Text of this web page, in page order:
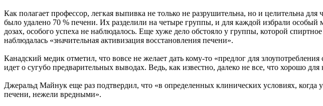
Как полагает профессор, легкая выпивка не только не разрушительна, но и целительна
было удалено 70 % печени. Их разделили на четыре группы, и для каждой избрали
дозах, особого успеха не наблюдалось. Еще хуже дело обстояло у группы, которой
наблюдалась «значительная активизация восстановления печени».
Канадский медик отметил, что вовсе не желает дать кому-то «предлог для
идет о сугубо предварительных выводах. Ведь, как известно, далеко не все, что хорошо
Джеральд Майнук еще раз подтвердил, что «в определенных клинических условиях,
печени, нежели вредными».